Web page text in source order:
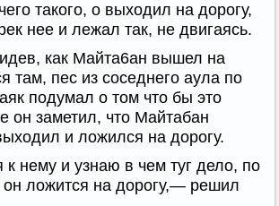
такого, о выходил на дорогу,
нее и лежал так, не двигаясь.
как Майта6ан вышел на
там, пес из соседнего аула по
подумал о том что бы это
он заметил, что Майтабан
и ложился на дорогу.
нему и узнаю в чем туг дело, по
он ложится на дорогу,— решил